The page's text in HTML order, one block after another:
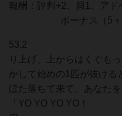
報酬：評判+2、貝1、
ボーナス（5＋）
53.2 ヒキガエ
り上げ、上からはくぐ
かして始めの1匹が抜ける
ぼた落ちて来て、あなた
「YO YO YO